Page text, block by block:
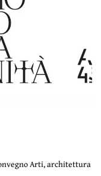
Arti, architettura